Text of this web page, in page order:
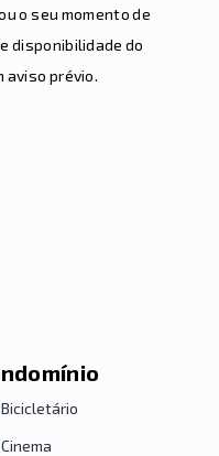
o seu momento de
disponibilidade do
aviso prévio.
Bicicletário
Cinema